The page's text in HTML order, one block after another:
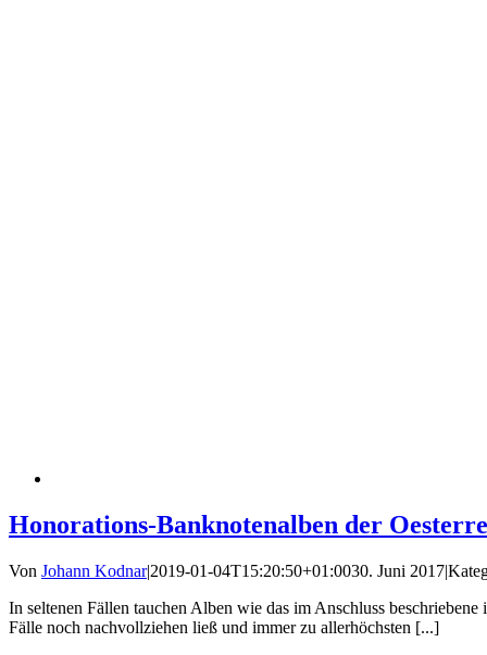
Honorations-Banknotenalben der
Von Johann Kodnar|2019-01-04T15:20:50+01:0030. Juni 2017|
In seltenen Fällen tauchen Alben wie das im Anschluss
Fälle noch nachvollziehen ließ und immer zu allerhöchsten [...]